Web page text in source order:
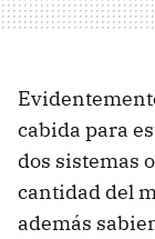
cabida para
dos sistemas
cantidad del
además